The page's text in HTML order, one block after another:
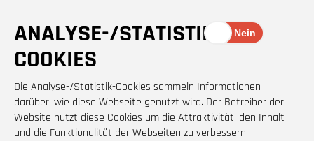
ANALYSE-/STATISTIK-
COOKIES
Die Analyse-/Statistik-Cookies sammeln Informationen
darüber, wie diese Webseite genutzt wird. Der Betreiber der
Website nutzt diese Cookies um die Attraktivität, den Inhalt
und die Funktionalität der Webseiten zu verbessern.